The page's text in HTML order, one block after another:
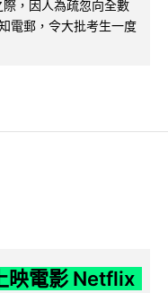
，因人為疏忽向全數
電郵，令大批考生一度
映電影 Netflix